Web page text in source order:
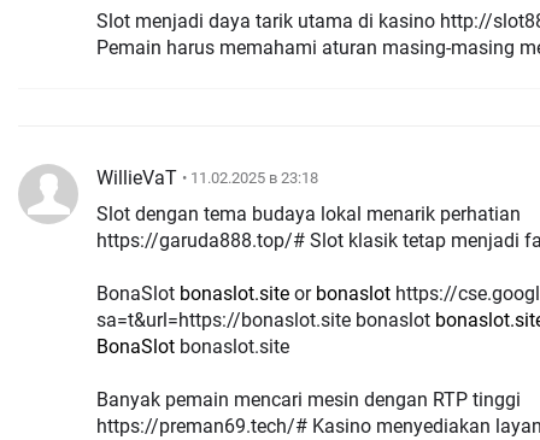
Slot menjadi daya tarik utama di kasino http://
Pemain harus memahami aturan masing-masing
WillieVaT • 11.02.2025 в 23:18
Slot dengan tema budaya lokal menarik perhatian
https://garuda888.top/# Slot klasik tetap menjadi
BonaSlot bonaslot.site or bonaslot
sa=t&url=https://bonaslot.site bonaslot
BonaSlot bonaslot.site
Banyak pemain mencari mesin dengan RTP tinggi
https://preman69.tech/# Kasino menyediakan